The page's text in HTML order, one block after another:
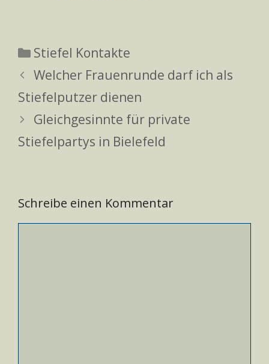
Kategorien
Stiefel Kontakte
Welcher Frauenrunde darf ich als
Stiefelputzer dienen
Gleichgesinnte für private
Stiefelpartys in Bielefeld
Schreibe einen Kommentar
Kommentar